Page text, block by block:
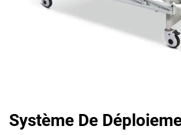
Système De